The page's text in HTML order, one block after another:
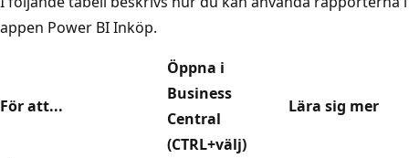
appen Power BI Inköp.
För att...
Öppna i
Business
Central
(CTRL+välj)
Lära sig mer